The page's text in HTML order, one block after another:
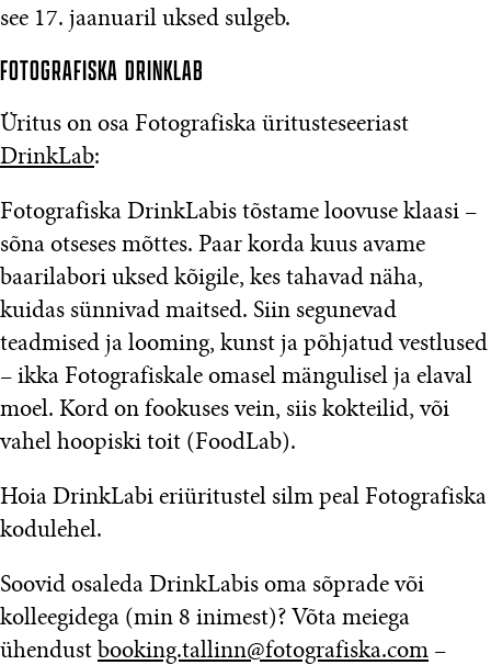
see 17. jaanuaril uksed sulgeb.
FOTOGRAFISKA DRINKLAB
Üritus on osa Fotografiska üritusteseeriast
DrinkLab:
Fotografiska DrinkLabis tõstame loovuse klaasi –
sõna otseses mõttes. Paar korda kuus avame
baarilabori uksed kõigile, kes tahavad näha,
kuidas sünnivad maitsed. Siin segunevad
teadmised ja looming, kunst ja põhjatud vestlused
– ikka Fotografiskale omasel mängulisel ja elaval
moel. Kord on fookuses vein, siis kokteilid, või
vahel hoopiski toit (FoodLab).
Hoia DrinkLabi eriüritustel silm peal Fotografiska
kodulehel.
Soovid osaleda DrinkLabis oma sõprade või
kolleegidega (min 8 inimest)? Võta meiega
ühendust booking.tallinn@fotografiska.com –